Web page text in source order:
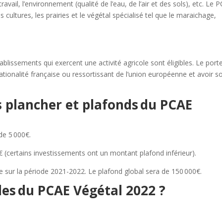
l’environnement (qualité de l’eau, de l’air et des sols), etc. Le
cultures, les prairies et le végétal spécialisé tel que le maraichage,
qui exercent une activité agricole sont éligibles. Le
française ou ressortissant de l’union européenne et avoir
et plafonds du PCAE
5 000€.
(certains investissements ont un montant plafond inférieur).
la période 2021-2022. Le plafond global sera de 150 000€.
du PCAE Végétal 2022 ?